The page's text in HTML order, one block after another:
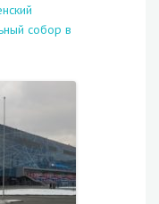
собор в